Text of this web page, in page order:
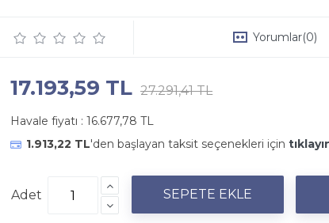
Yorumlar(0)
17.193,59 TL 27.291,41 TL
Havale fiyatı : 16.677,78 TL
1.913,22 TL'den başlayan taksit seçenekleri için
Adet